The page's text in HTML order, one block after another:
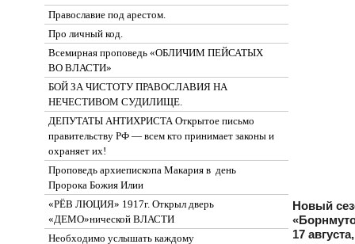
Православие под арестом.
Про личный код.
Всемирная проповедь «ОБЛИЧИМ ПЕЙСАТЫХ
ВО ВЛАСТИ»
БОЙ ЗА ЧИСТОТУ ПРАВОСЛАВИЯ НА
НЕЧЕСТИВОМ СУДИЛИЩЕ.
ДЕПУТАТЫ АНТИХРИСТА Открытое письмо
правительству РФ — всем кто принимает законы и
охраняет их!
Проповедь архиепископа Макария в день
Пророка Божия Илии
«РЁВ ЛЮЦИЯ» 1917г. Открыл дверь
«ДЕМО»нической ВЛАСТИ
Необходимо услышать каждому
Новый
17